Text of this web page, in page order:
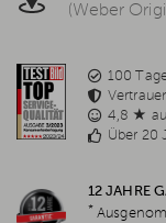
(Weber
100
4,8 ★
Über 20
12 JAHRE
*